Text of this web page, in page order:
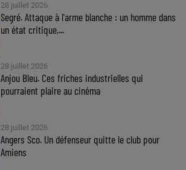
28 juillet 2026
Segré. Attaque à l'arme blanche : un homme dans
un état critique,...
28 juillet 2026
Anjou Bleu. Ces friches industrielles qui
pourraient plaire au cinéma
28 juillet 2026
Angers Sco. Un défenseur quitte le club pour
Amiens